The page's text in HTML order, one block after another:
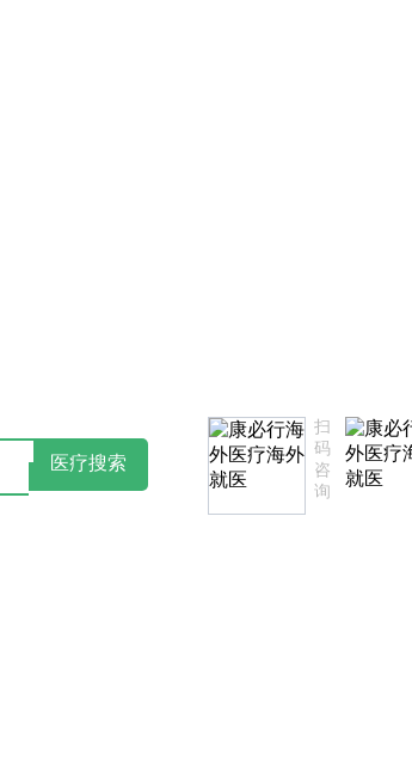
医疗搜索
扫
码
咨
询